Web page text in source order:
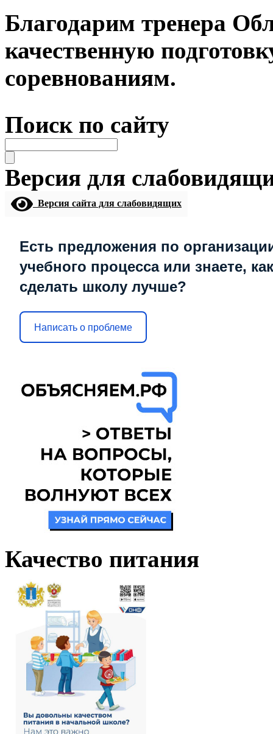
⁣Благодарим тренера
качественную
соревнованиям.
Поиск по сайту
Версия для
Версия сайта для слабовидящих
Есть предложения по
учебного процесса или знаете, как
сделать школу лучше?
Написать о проблеме
Качество питания